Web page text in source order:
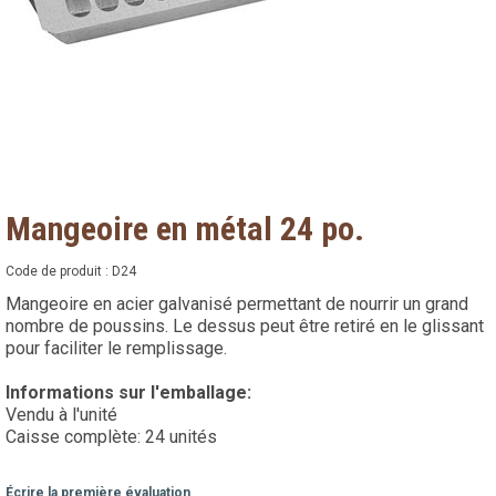
Mangeoire en métal 24 po.
Code de produit : D24
Mangeoire en acier galvanisé permettant de nourrir un grand
nombre de poussins. Le dessus peut être retiré en le glissant
pour faciliter le remplissage.
Informations sur l'emballage:
Vendu à l'unité
Caisse complète: 24 unités
Écrire la première évaluation